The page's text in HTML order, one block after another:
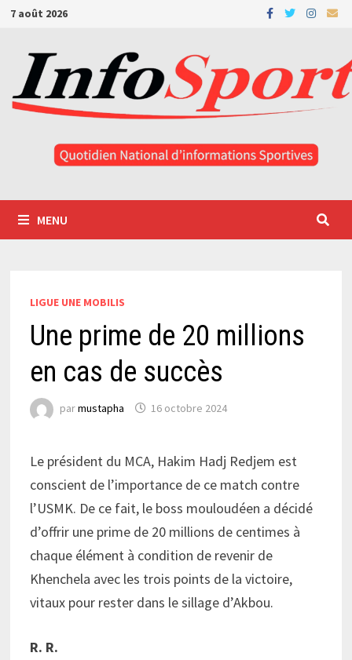
Passer
contenu
7 août 2026
MENU
LIGUE UNE MOBILIS
Une prime de 20 millions
en cas de succès
parmustapha 16 octobre 2024
Le président du MCA, Hakim Hadj Redjem est
conscient de l’importance de ce match contre
l’USMK. De ce fait, le boss mouloudéen a décidé
d’offrir une prime de 20 millions de centimes à
chaque élément à condition de revenir de
Khenchela avec les trois points de la victoire,
vitaux pour rester dans le sillage d’Akbou.
R. R.